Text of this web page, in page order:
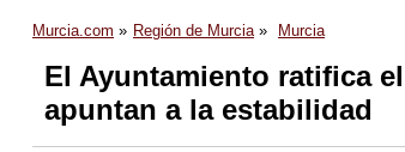
Murcia.com Región de Murcia Murcia
El Ayuntamiento ratifica
apuntan a la estabilidad